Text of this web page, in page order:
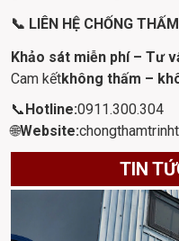
📞 LIÊN HỆ CHỐNG
Khảo sát miễn phí – Tư
Cam kếtkhông thấm –
📞 Hotline:0911.300.304
🌐Website:
TIN